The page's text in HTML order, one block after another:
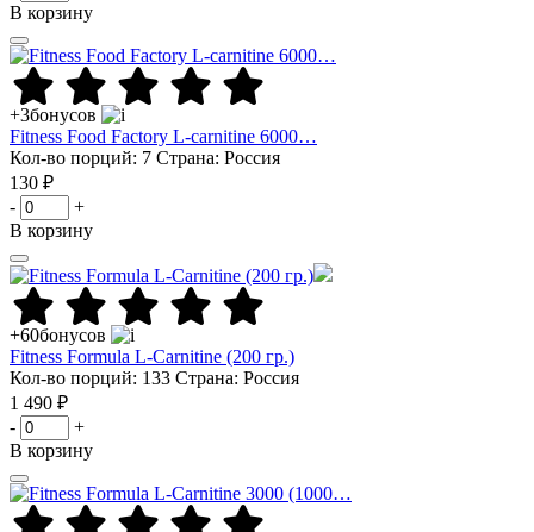
В корзину
+3бонусов
Fitness Food Factory L-carnitine 6000…
Кол-во порций: 7 Страна: Россия
130 ₽
-
+
В корзину
+60бонусов
Fitness Formula L-Carnitine (200 гр.)
Кол-во порций: 133 Страна: Россия
1 490 ₽
-
+
В корзину